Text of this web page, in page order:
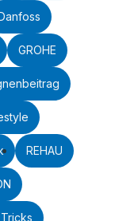
GROHE
REHAU